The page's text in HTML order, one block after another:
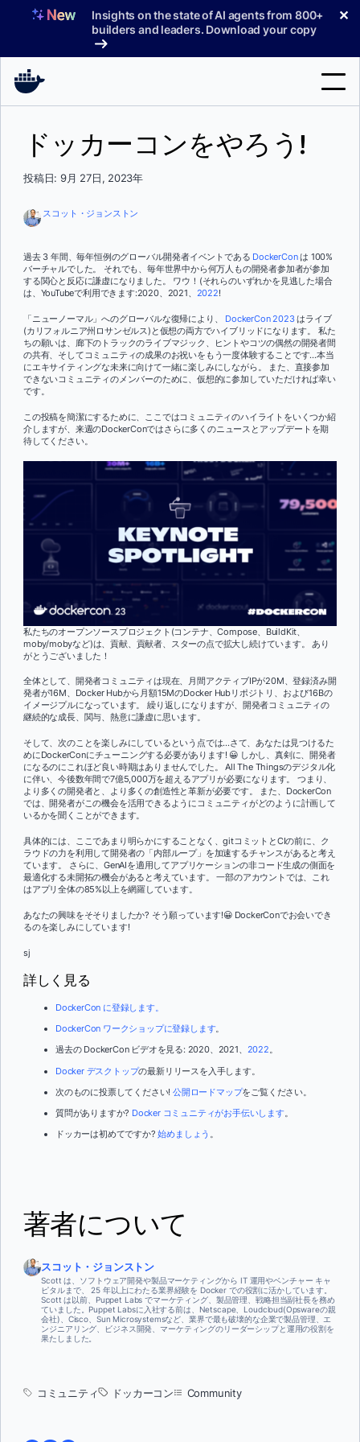
へ
Insights on the state of AI agents from 800+
builders and leaders. Download your copy
✕
ブログ
ドキュメント
索
サインイン
ドッカーコンをやろう!
投稿日: 9月 27日, 2023年
スコット・ジョンストン
過去 3 年間、毎年恒例のグローバル開発者イベントである DockerConは 100%
バーチャルでした。 それでも、毎年世界中から何万人もの開発者参加者が参加
する関心と反応に謙虚になりました。 ワウ！(それらのいずれかを見逃した場合
は、YouTubeで利用できます:2020、2021、 2022!
「ニューノーマル」へのグローバルな復帰により、 DockerCon 2023はライブ
(カリフォルニア州ロサンゼルス)と仮想の両方でハイブリッドになります。 私た
ちの願いは、廊下のトラックのライブマジック、ヒントやコツの偶然の開発者間
の共有、そしてコミュニティの成果のお祝いをもう一度体験することです...本当
にエキサイティングな未来に向けて一緒に楽しみにしながら。 また、直接参加
できないコミュニティのメンバーのために、仮想的に参加していただければ幸い
です。
この投稿を簡潔にするために、ここではコミュニティのハイライトをいくつか紹
介しますが、来週のDockerConではさらに多くのニュースとアップデートを期
待してください。
私たちのオープンソースプロジェクト(コンテナ、Compose、BuildKit、
moby/mobyなど)は、貢献、貢献者、スターの点で拡大し続けています。 あり
がとうございました！
全体として、開発者コミュニティは現在、月間アクティブIPが20M、登録済み開
発者が16M、Docker Hubから月額15MのDocker Hubリポジトリ、および16Bの
イメージプルになっています。 繰り返しになりますが、開発者コミュニティの
継続的な成長、関与、熱意に謙虚に思います。
そして、次のことを楽しみにしているという点では...さて、あなたは見つけるた
めにDockerConにチューニングする必要があります! 😀 しかし、真剣に、開発者
になるのにこれほど良い時期はありませんでした。 All The Thingsのデジタル化
に伴い、今後数年間で7億5,000万を超えるアプリが必要になります。 つまり、
より多くの開発者と、より多くの創造性と革新が必要です。 また、DockerCon
では、開発者がこの機会を活用できるようにコミュニティがどのように計画して
いるかを聞くことができます。
具体的には、ここであまり明らかにすることなく、gitコミットとCIの前に、ク
ラウドの力を利用して開発者の「内部ループ」を加速するチャンスがあると考え
ています。 さらに、GenAIを適用してアプリケーションの非コード生成の側面を
最適化する未開拓の機会があると考えています。 一部のアカウントでは、これ
はアプリ全体の85%以上を網羅しています。
あなたの興味をそそりましたか? そう願っています!😀 DockerConでお会いでき
るのを楽しみにしています!
sj
詳しく見る
DockerCon に登録します。
DockerCon ワークショップに登録します。
過去の DockerCon ビデオを見る: 2020、2021、 2022。
Docker デスクトップの最新リリースを入手します。
次のものに投票してください! 公開ロードマップをご覧ください。
質問がありますか? Docker コミュニティがお手伝いします。
ドッカーは初めてですか?始めましょう 。
著者について
スコット・ジョンストン
Scott は、ソフトウェア開発や製品マーケティングから IT 運用やベンチャー キャ
ピタルまで、 25 年以上にわたる業界経験を Docker での役割に活かしています。
Scott は以前、Puppet Labs でマーケティング、製品管理、戦略担当副社長を務め
ていました。Puppet Labsに入社する前は、Netscape、Loudcloud(Opswareの親
会社)、Cisco、Sun Microsystemsなど、業界で最も破壊的な企業で製品管理、エ
ンジニアリング、ビジネス開発、マーケティングのリーダーシップと運用の役割を
果たしました。
コミュニティ ドッカーコン Community